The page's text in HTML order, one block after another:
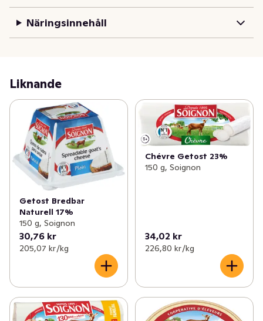
Näringsinnehåll
Liknande
Getost Bredbar
Naturell 17%
150 g, Soignon
30,76 kr
205,07 kr /kg
Chévre Getost 23%
150 g, Soignon
34,02 kr
226,80 kr /kg